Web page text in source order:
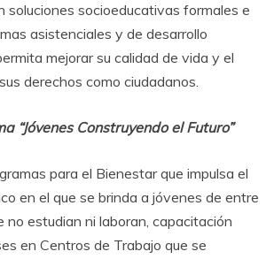
soluciones socioeducativas formales e
asistenciales y de desarrollo
mejorar su calidad de vida y el
derechos como ciudadanos.
“Jóvenes Construyendo el Futuro”
para el Bienestar que impulsa el
en el que se brinda a jóvenes de entre
no estudian ni laboran, capacitación
en Centros de Trabajo que se